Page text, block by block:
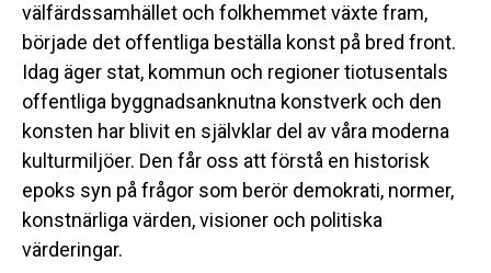
välfärdssamhället och folkhemmet växte fram,
började det offentliga beställa konst på bred front.
Idag äger stat, kommun och regioner tiotusentals
offentliga byggnadsanknutna konstverk och den
konsten har blivit en självklar del av våra moderna
kulturmiljöer. Den får oss att förstå en historisk
epoks syn på frågor som berör demokrati, normer,
konstnärliga värden, visioner och politiska
värderingar.